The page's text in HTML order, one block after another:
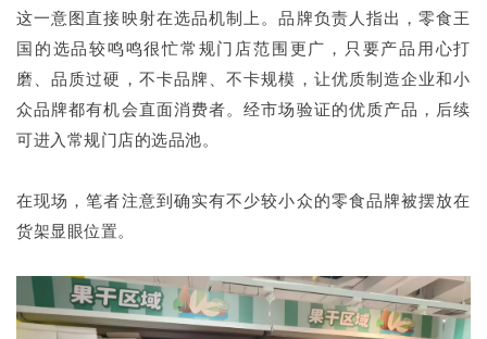
这一意图直接映射在选品机制上。品牌负责人指出，零食王
国的选品较鸣鸣很忙常规门店范围更广，只要产品用心打
磨、品质过硬，不卡品牌、不卡规模，让优质制造企业和小
众品牌都有机会直面消费者。经市场验证的优质产品，后续
可进入常规门店的选品池。
在现场，笔者注意到确实有不少较小众的零食品牌被摆放在
货架显眼位置。